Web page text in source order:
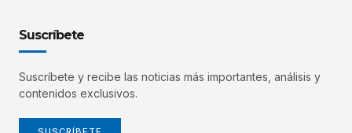
Suscríbete
Suscríbete y recibe las noticias más importantes, análisis y
contenidos exclusivos.